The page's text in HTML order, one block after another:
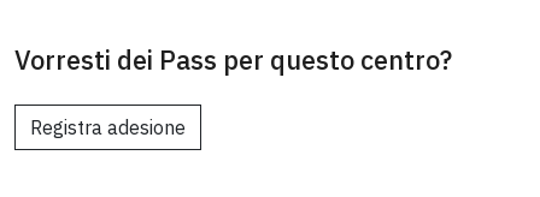
Vorresti dei Pass per questo centro?
Registra adesione